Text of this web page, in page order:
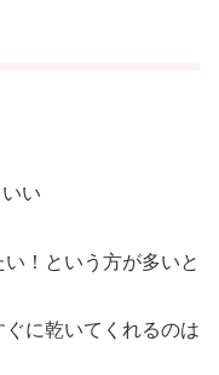
い
！という方が多いと
に乾いてくれるのは